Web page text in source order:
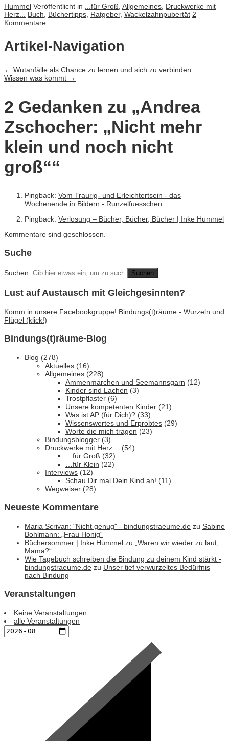
Hummel Veröffentlicht in ...für Groß, Allgemeines, Druckwerke mit
Herz... Buch, Büchertipps, Ratgeber, Wackelzahnpubertät 2
Kommentare
Artikel-Navigation
← Wutanfälle als Chance zu lernen und sich zu verbinden
Wissen was kommt →
2 Gedanken zu „Andrea
Zschocher: „Nicht mehr
klein und noch nicht
groß““
Pingback: Vom Traurig- und Erleichtertsein - das
Wochenende in Bildern - Runzelfuesschen
Pingback: Verlosung – Bücher, Bücher, Bücher | Inke Hummel
Kommentare sind geschlossen.
Suche
Suchen
Lust auf Austausch mit Gleichgesinnten?
Komm in unsere Facebookgruppe! Bindungs(t)räume - Wurzeln und
Flügel (klick!)
Bindungs(t)räume-Blog
Blog (278)
Aktuelles (16)
Allgemeines (228)
Ammenmärchen und Seemannsgarn (12)
Kinder sind Lachen (3)
Trostpflaster (6)
Unsere kompetenten Kinder (21)
Was ist AP (für Dich)? (33)
Wissenswertes und Erprobtes (29)
Worte die mich tragen (23)
Bindungsblogger (3)
Druckwerke mit Herz…
(54)
…für Groß (32)
…für Klein (22)
Interviews (12)
Schau Dir mal Dein Kind an! (11)
Wegweiser (28)
Neueste Kommentare
Maria Scrivan: "Nicht genug" - bindungstraeume.de zu Sabine
Bohlmann: „Frau Honig“
Büchersommer | Inke Hummel zu
„Waren wir wieder zu laut,
Mama?“
Wie Tagebuch schreiben die Bindung zu deinem Kind stärkt -
bindungstraeume.de zu Unser tief verwurzeltes Bedürfnis
nach Bindung
Veranstaltungen
Keine Veranstaltungen
alle Veranstaltungen